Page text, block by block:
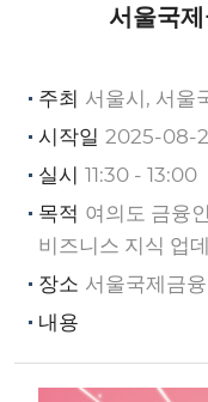
서울국
주최 서울시, 서울
시작일 2025-08-
실시 11:30 - 13:00
목적 여의도 금융
비즈니스 지식 업
장소 서울국제금
내용